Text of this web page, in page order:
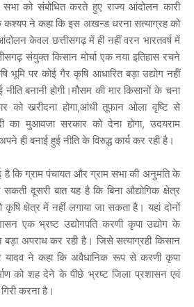
को संबोधित करते हुए राज्य आंदोलन कारी
कश्यप ने कहा कि इस अखन्ड धरना सत्याग्रह को
केवल छत्तीसगढ़ में ही नहीं वरन भारतवर्ष में
संयुक्त किसान मोर्चा एक नया इतिहास रचने
पर कोई गैर कृषि आधारित बड़ा उद्योग नहीं
बनानी होगी।मौसम की मार किसानों के चना
को खरीदना होगा,आंधी तूफान ओला वृष्टि से
का मुआवजा सरकार को देना होगा, उदयराम
ही बनाई हुई नीति के विरुद्ध कार्य कर रही है।
है कि ग्राम पंचायत और ग्राम सभा की अनुमति के
सकती दूसरी बात यह है कि बिना औद्योगिक क्षेत्र
कृषि क्षेत्र में नहीं लगाया जा सकता है। यहां दोनों
एक भ्रष्ट उद्योगपति करणी कृपा उद्योग के
अपराध कर रही है। जिसे सत्याग्रही किसान
यादव ने कहा कि अवैधानिक रूप से करणी कृपा
को शह देने के पीछे भ्रष्ट जिला प्रशासन एवं
गिरी करना है।